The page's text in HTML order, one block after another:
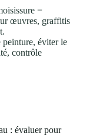
=
œuvres, graffitis
peinture, éviter le
contrôle
: évaluer pour